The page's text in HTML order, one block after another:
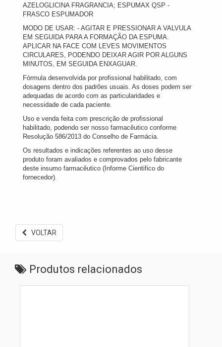
AZELOGLICINA FRAGRANCIA; ESPUMAX QSP -
FRASCO ESPUMADOR
MODO DE USAR: - AGITAR E PRESSIONAR A VALVULA
EM SEGUIDA PARA A FORMAÇÃO DA ESPUMA.
APLICAR NA FACE COM LEVES MOVIMENTOS
CIRCULARES, PODENDO DEIXAR AGIR POR ALGUNS
MINUTOS, EM SEGUIDA ENXAGUAR.
Fórmula desenvolvida por profissional habilitado, com
dosagens dentro dos padrões usuais. As doses podem ser
adequadas de acordo com as particularidades e
necessidade de cada paciente.
Uso e venda feita com prescrição de profissional
habilitado, podendo ser nosso farmacêutico conforme
Resolução 586/2013 do Conselho de Farmácia.
Os resultados e indicações referentes ao uso desse
produto foram avaliados e comprovados pelo fabricante
deste insumo farmacêutico (Informe Cientifico do
fornecedor).
VOLTAR
Produtos relacionados